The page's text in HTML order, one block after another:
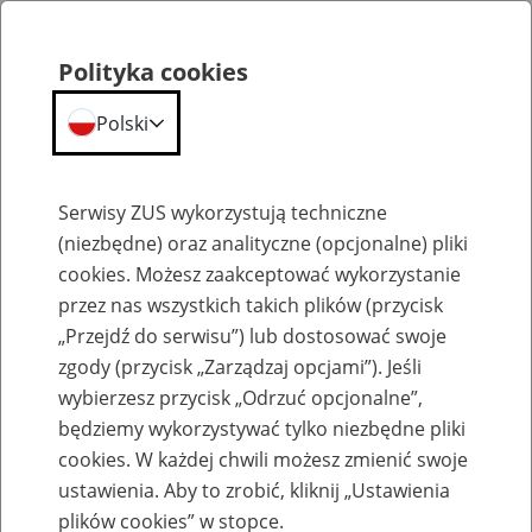
Aktualności
Inne
maja 2015
Polityka cookies
Polski
Serwisy ZUS wykorzystują techniczne
(niezbędne) oraz analityczne (opcjonalne) pliki
cookies. Możesz zaakceptować wykorzystanie
przez nas wszystkich takich plików (przycisk
„Przejdź do serwisu”) lub dostosować swoje
zgody (przycisk „Zarządzaj opcjami”). Jeśli
wybierzesz przycisk „Odrzuć opcjonalne”,
będziemy wykorzystywać tylko niezbędne pliki
cookies. W każdej chwili możesz zmienić swoje
ustawienia. Aby to zrobić, kliknij „Ustawienia
plików cookies” w stopce.